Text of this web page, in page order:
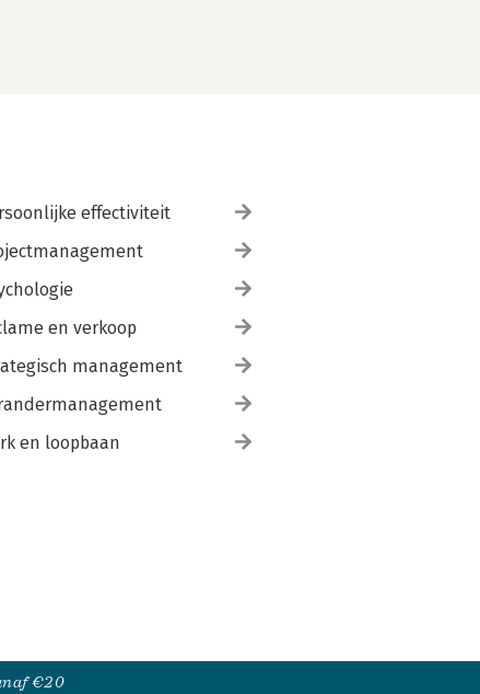
effectiviteit
en verkoop
management
en loopbaan
€20